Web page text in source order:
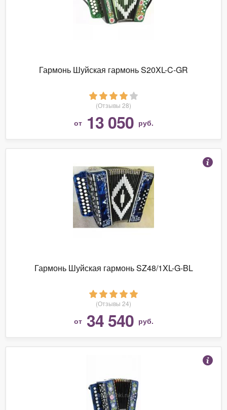
Гармонь Шуйская гармонь S20XL-C-GR
(Отзывы 28)
от 13 050 руб.
Гармонь Шуйская гармонь SZ48/1XL-G-BL
(Отзывы 24)
от 34 540 руб.